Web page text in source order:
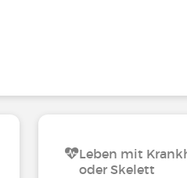
Leben mit
oder Skelett